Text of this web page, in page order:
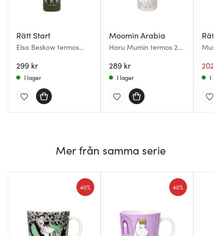
Rätt Start
Elsa Beskow termos
299 kr
I lager
Moomin Arabia
Haru Mumin termos 22
289 kr
I lager
Rätt
202
I
Mer från samma serie
40% 40%